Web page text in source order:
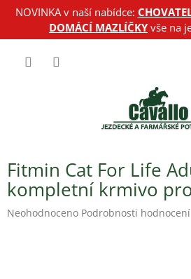
PřejítNOVINKA v naší nabídce:
DOMÁCÍ MAZLÍČKYvše na
Fitmin Cat For Life
kompletní krmivo
Průměrné
Neohodnoceno Podrobnosti hodnocení